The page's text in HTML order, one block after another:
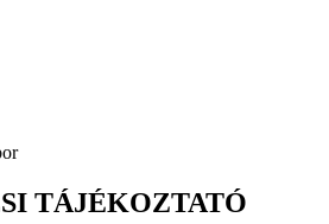
TÁJÉKOZTATÓ